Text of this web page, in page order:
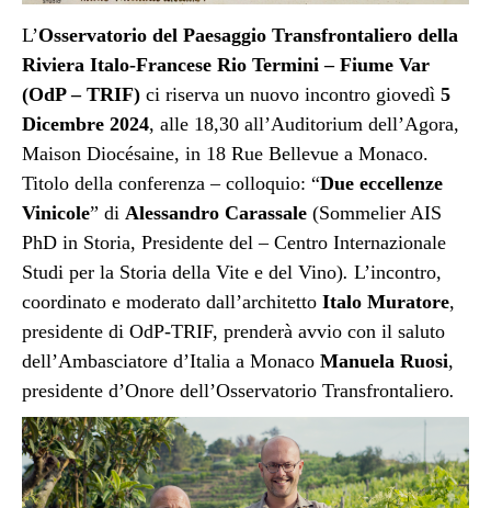
L’Osservatorio del Paesaggio Transfrontaliero della
Riviera Italo-Francese Rio Termini – Fiume Var
(OdP – TRIF) ci riserva un nuovo incontro giovedì 5
Dicembre 2024, alle 18,30 all’Auditorium dell’Agora,
Maison Diocésaine, in 18 Rue Bellevue a Monaco.
Titolo della conferenza – colloquio: “Due eccellenze
Vinicole” di Alessandro Carassale (Sommelier AIS
PhD in Storia, Presidente del – Centro Internazionale
Studi per la Storia della Vite e del Vino). L’incontro,
coordinato e moderato dall’architetto Italo Muratore,
presidente di OdP-TRIF, prenderà avvio con il saluto
dell’Ambasciatore d’Italia a Monaco Manuela Ruosi,
presidente d’Onore dell’Osservatorio Transfrontaliero.